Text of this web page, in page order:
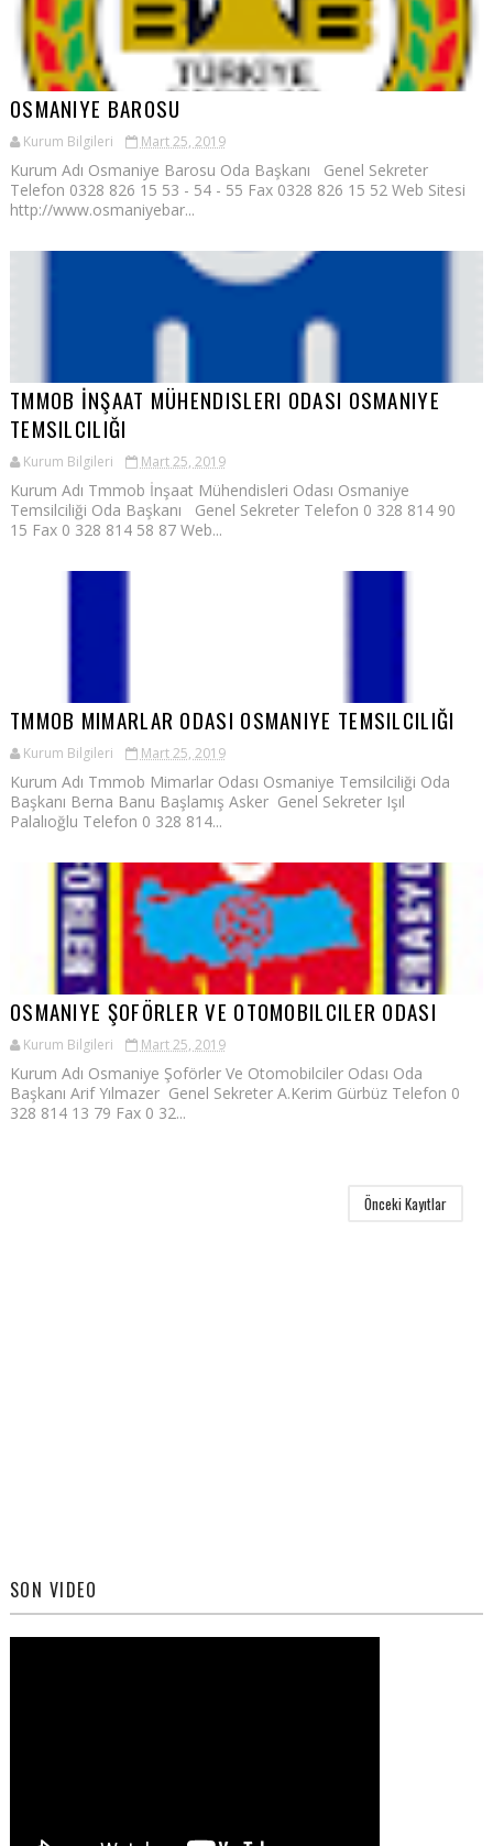
OSMANIYE BAROSU
Kurum Bilgileri Mart 25, 2019
Kurum Adı Osmaniye Barosu Oda Başkanı Genel Sekreter
Telefon 0328 826 15 53 - 54 - 55 Fax 0328 826 15 52 Web Sitesi
http://www.osmaniyebar...
TMMOB İNŞAAT MÜHENDISLERI ODASI OSMANIYE
TEMSILCILIĞI
Kurum Bilgileri Mart 25, 2019
Kurum Adı Tmmob İnşaat Mühendisleri Odası Osmaniye
Temsilciliği Oda Başkanı Genel Sekreter Telefon 0 328 814 90
15 Fax 0 328 814 58 87 Web...
TMMOB MIMARLAR ODASI OSMANIYE TEMSILCILIĞI
Kurum Bilgileri Mart 25, 2019
Kurum Adı Tmmob Mimarlar Odası Osmaniye Temsilciliği Oda
Başkanı Berna Banu Başlamış Asker Genel Sekreter Işıl
Palalıoğlu Telefon 0 328 814...
OSMANIYE ŞOFÖRLER VE OTOMOBILCILER ODASI
Kurum Bilgileri Mart 25, 2019
Kurum Adı Osmaniye Şoförler Ve Otomobilciler Odası Oda
Başkanı Arif Yılmazer Genel Sekreter A.Kerim Gürbüz Telefon 0
328 814 13 79 Fax 0 32...
Önceki Kayıtlar
SON VIDEO